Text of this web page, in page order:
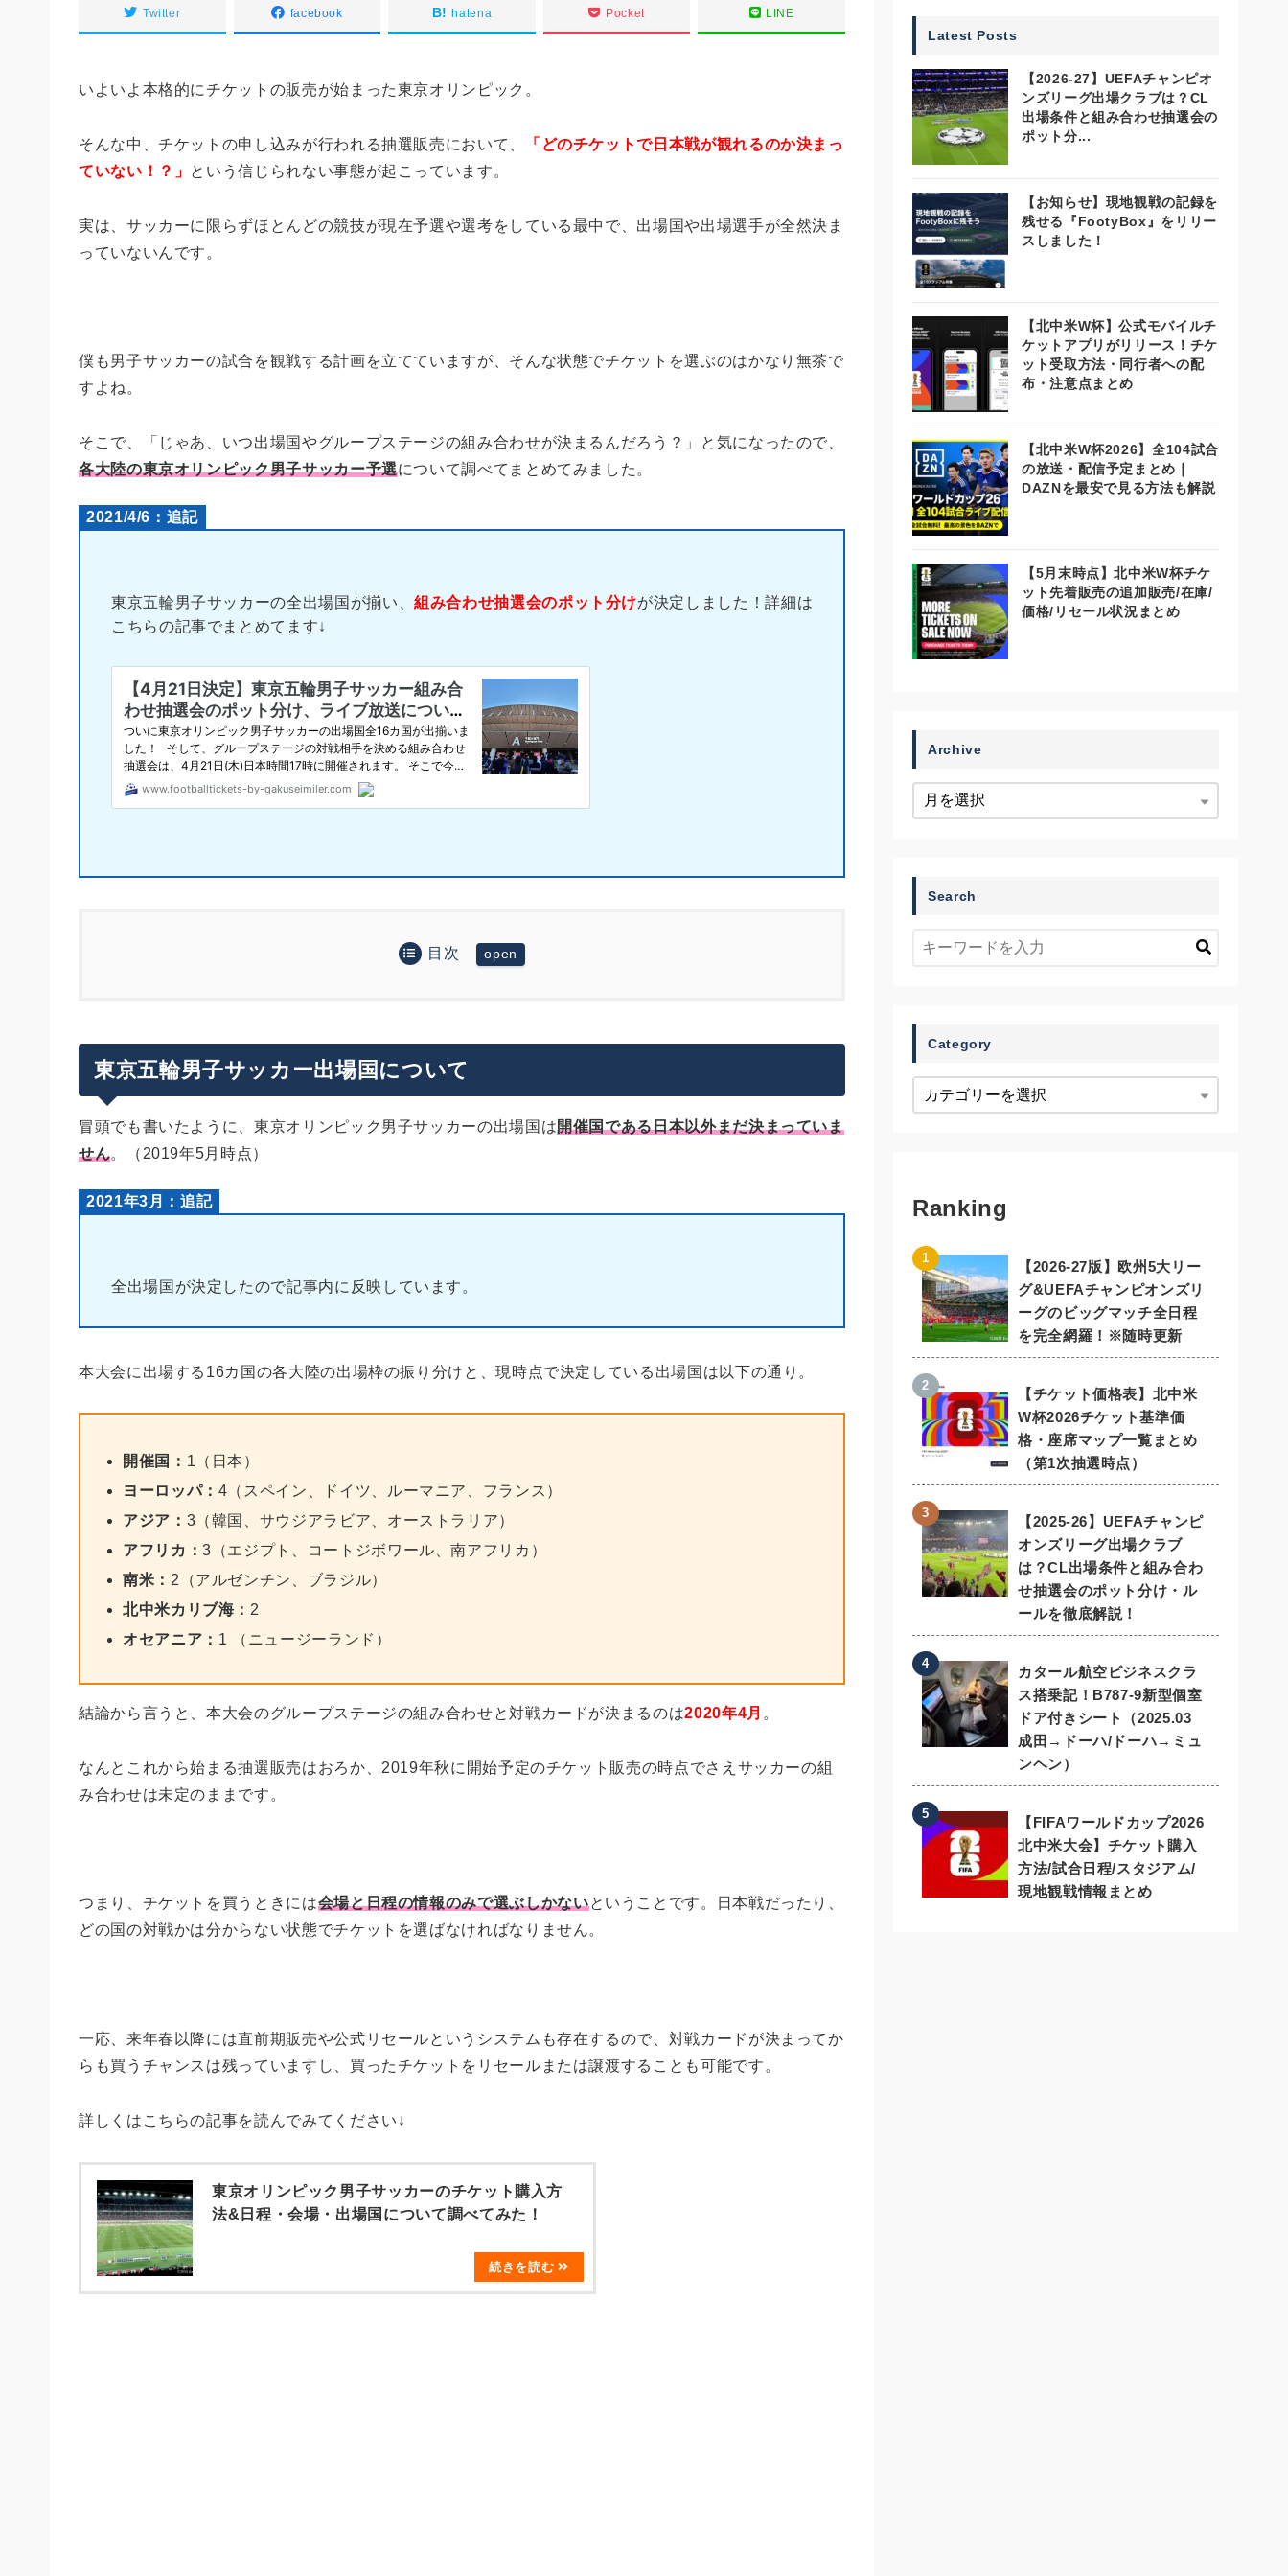
Twitter facebook hatena Pocket LINE
いよいよ本格的にチケットの販売が始まった東京オリンピック。
そんな中、チケットの申し込みが行われる抽選販売において、
「どのチケットで日本戦が観れるのか決まっ
ていない！？」 という信じられない事態が起こっています。
実は、サッカーに限らずほとんどの競技が現在予選や選考をしている最中で、出場国や出場選手が全然決ま
っていないんです。
僕も男子サッカーの試合を観戦する計画を立てていますが、そんな状態でチケットを選ぶのはかなり無茶で
すよね。
そこで、「じゃあ、いつ出場国やグループステージの組み合わせが決まるんだろう？」と気になったので、
各大陸の東京オリンピック男子サッカー予選について調べてまとめてみました。
2021/4/6：追記
東京五輪男子サッカーの全出場国が揃い、組み合わせ抽選会のポット分けが決定しました！詳細は
こちらの記事でまとめてます↓
目次
オセアニア：2019年10月上旬
アフリカ：2019年11月下旬
アジア：2020年1月下旬
南米：2020年2月上旬
グループステージの組み合わせは？
まとめ
東京五輪男子サッカー出場国について
冒頭でも書いたように、東京オリンピック男子サッカーの出場国は開催国である日本以外まだ決まっていま
せん。（2019年5月時点）
2021年3月：追記
全出場国が決定したので記事内に反映しています。
本大会に出場する16カ国の各大陸の出場枠の振り分けと、現時点で決定している出場国は以下の通り。
開催国： 1（日本）
ヨーロッパ： 4（スペイン、ドイツ、ルーマニア、フランス）
アジア： 3（韓国、サウジアラビア、オーストラリア）
アフリカ：3（エジプト、コートジボワール、南アフリカ）
南米： 2（アルゼンチン、ブラジル）
北中米カリブ海： 2
オセアニア： 1 （ニュージーランド）
結論から言うと、本大会のグループステージの組み合わせと対戦カードが決まるのは2020年4月 。
なんとこれから始まる抽選販売はおろか、2019年秋に開始予定のチケット販売の時点でさえサッカーの組
み合わせは未定のままです。
つまり、チケットを買うときには会場と日程の情報のみで選ぶしかないということです。日本戦だったり、
どの国の対戦かは分からない状態でチケットを選ばなければなりません。
一応、来年春以降には直前期販売や公式リセールというシステムも存在するので、対戦カードが決まってか
らも買うチャンスは残っていますし、買ったチケットをリセールまたは譲渡することも可能です。
詳しくはこちらの記事を読んでみてください↓
東京オリンピック男子サッカーのチケット購入方
法&日程・会場・出場国について調べてみた！
Latest Posts
【2026-27】UEFAチャンピオ
ンズリーグ出場クラブは？CL
出場条件と組み合わせ抽選会の
ポット分...
【お知らせ】現地観戦の記録を
残せる『FootyBox』をリリー
スしました！
【北中米W杯】公式モバイルチ
ケットアプリがリリース！チケ
ット受取方法・同行者への配
布・注意点まとめ
【北中米W杯2026】全104試合
の放送・配信予定まとめ｜
DAZNを最安で見る方法も解説
【5月末時点】北中米W杯チケ
ット先着販売の追加販売/在庫/
価格/リセール状況まとめ
Archive
Search
Category
Ranking
【2026-27版】欧州5大リー
グ&UEFAチャンピオンズリ
ーグのビッグマッチ全日程
を完全網羅！※随時更新
【チケット価格表】北中米
W杯2026チケット基準価
格・座席マップ一覧まとめ
（第1次抽選時点）
【2025-26】UEFAチャンピ
オンズリーグ出場クラブ
は？CL出場条件と組み合わ
せ抽選会のポット分け・ル
ールを徹底解説！
カタール航空ビジネスクラ
ス搭乗記！B787-9新型個室
ドア付きシート（2025.03
成田→ドーハ/ドーハ→ミュ
ンヘン）
【FIFAワールドカップ2026
北中米大会】チケット購入
方法/試合日程/スタジアム/
現地観戦情報まとめ